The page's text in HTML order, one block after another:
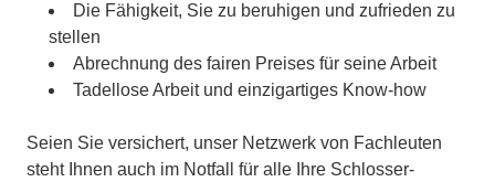
Die Fähigkeit, Sie zu beruhigen und zufrieden zu
stellen
Abrechnung des fairen Preises für seine Arbeit
Tadellose Arbeit und einzigartiges Know-how
Seien Sie versichert, unser Netzwerk von Fachleuten
steht Ihnen auch im Notfall für alle Ihre Schlosser-